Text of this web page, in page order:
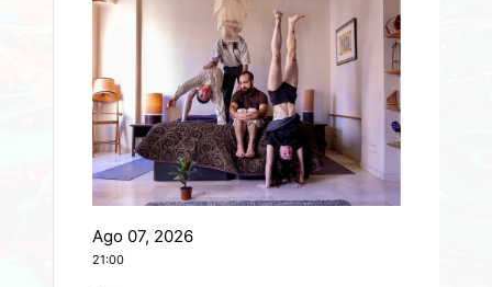
Ago 07, 2026
21:00